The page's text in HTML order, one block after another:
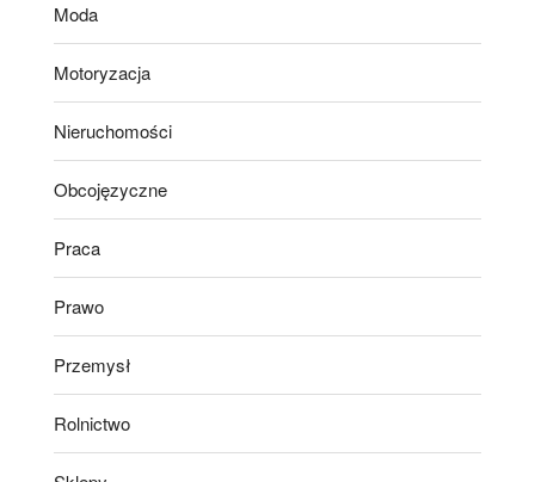
Moda
Motoryzacja
Nieruchomości
Obcojęzyczne
Praca
Prawo
Przemysł
Rolnictwo